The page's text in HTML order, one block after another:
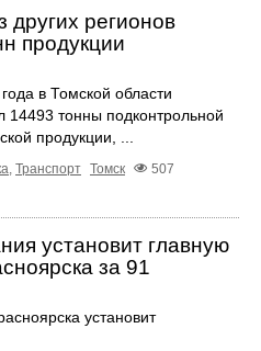
других регионов
продукции
в Томской области
14493 тонны подконтрольной
продукции, ...
Транспорт Томск
507
установит главную
за 91
установит